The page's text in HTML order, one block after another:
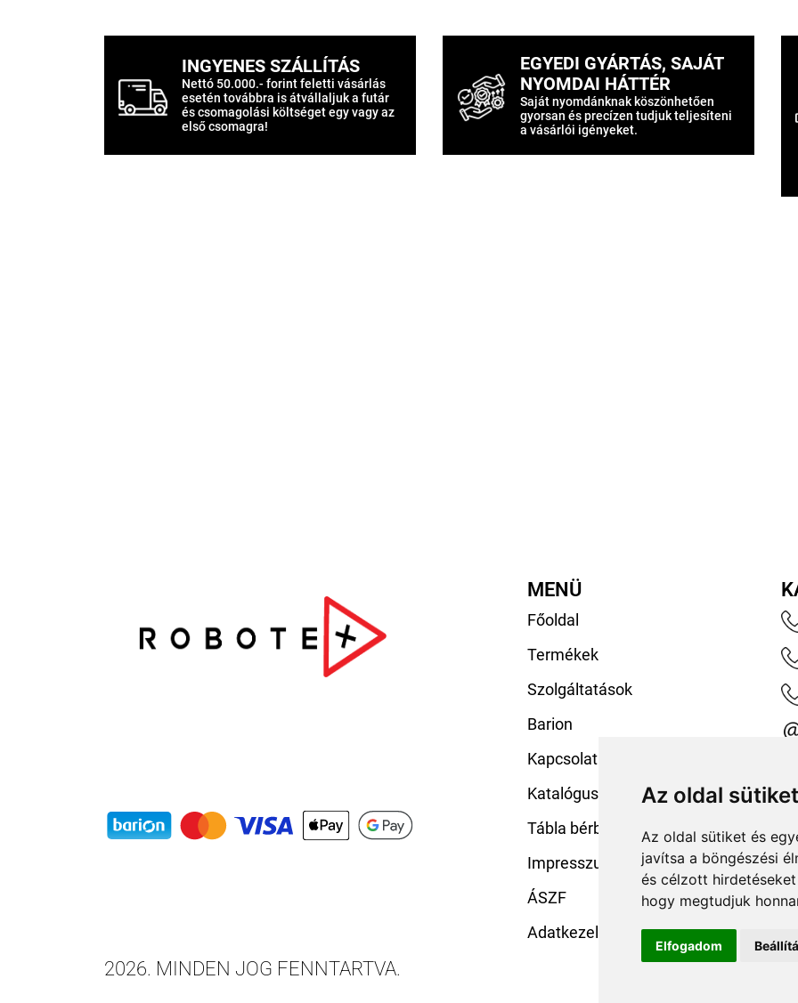
Az oldal
Az oldal sütiket és
javítsa a böngészési
és célzott
hogy megtudjuk
Elfogadom
INGYENES SZÁLLÍTÁS
Nettó 50.000.- forint feletti vásárlás
esetén továbbra is átvállaljuk a futár
és csomagolási költséget egy vagy az
első csomagra!
EGYEDI GYÁRTÁS, SAJÁT
NYOMDAI HÁTTÉR
Saját nyomdánknak köszönhetően
gyorsan és precízen tudjuk teljesíteni
a vásárlói igényeket.
MENÜ
Főoldal
Termékek
Szolgáltatások
Barion
Kapcsolat
Katalógusaink
Tábla bérbeadás
Impresszum
ÁSZF
Adatkezelési tájékoztató
2026. MINDEN JOG FENNTARTVA.